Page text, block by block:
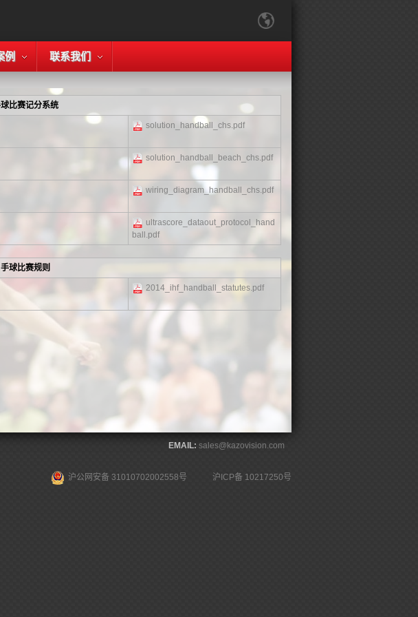
例 联系我们
比赛记分系统
solution_handball_chs.pdf
solution_handball_beach_chs.pdf
wiring_diagram_handball_chs.pdf
ultrascore_dataout_protocol_hand
ball.pdf
手球比赛规则
2014_ihf_handball_statutes.pdf
EMAIL: sales@kazovision.com
沪公网安备 31010702002558号 沪ICP备 10217250号